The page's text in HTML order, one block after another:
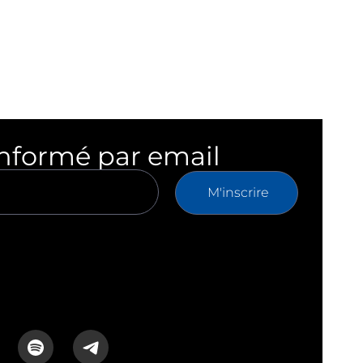
par email
M'inscrire